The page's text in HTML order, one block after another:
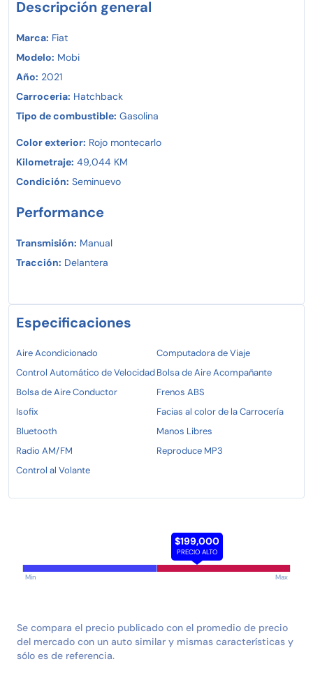
Descripción general
Marca: Fiat
Modelo: Mobi
Año: 2021
Carroceria: Hatchback
Tipo de combustible: Gasolina
Color exterior: Rojo montecarlo
Kilometraje: 49,044 KM
Condición: Seminuevo
Performance
Transmisión: Manual
Tracción: Delantera
Especificaciones
Aire Acondicionado
Computadora de Viaje
Control Automático de VelocidadBolsa de Aire Acompañante
Bolsa de Aire Conductor
Frenos ABS
Isofix
Facias al color de la Carrocería
Bluetooth
Manos Libres
Radio AM/FM
Reproduce MP3
Control al Volante
$199,000
PRECIO ALTO
Min Max
Se compara el precio publicado con el promedio de precio
del mercado con un auto similar y mismas características y
sólo es de referencia.